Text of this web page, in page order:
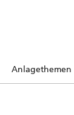
Anlagethemen